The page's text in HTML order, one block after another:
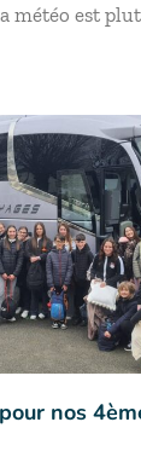
météo est
nos